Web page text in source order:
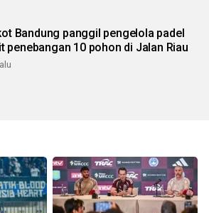
Bandung panggil pengelola padel
penebangan 10 pohon di Jalan Riau